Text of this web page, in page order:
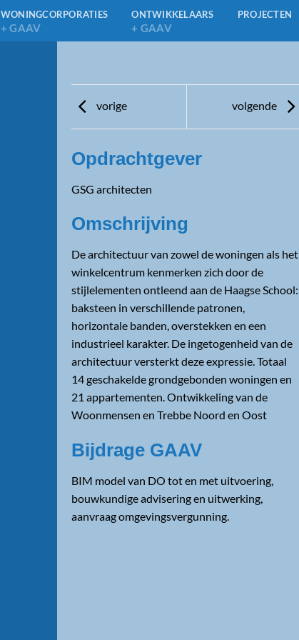
WONINGCORPORATIES
+ GAAV
ONTWIKKELAARS
+ GAAV
PROJECTEN
vorige volgende
Opdrachtgever
GSG architecten
Omschrijving
De architectuur van zowel de woningen als het
winkelcentrum kenmerken zich door de
stijlelementen ontleend aan de Haagse School:
baksteen in verschillende patronen,
horizontale banden, overstekken en een
industrieel karakter. De ingetogenheid van de
architectuur versterkt deze expressie. Totaal
14 geschakelde grondgebonden woningen en
21 appartementen. Ontwikkeling van de
Woonmensen en Trebbe Noord en Oost
Bijdrage GAAV
BIM model van DO tot en met uitvoering,
bouwkundige advisering en uitwerking,
aanvraag omgevingsvergunning.